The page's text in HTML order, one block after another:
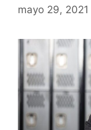
mayo 29, 2021